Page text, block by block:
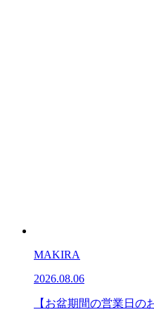
MAKIRA
2026.08.06
【お盆期間の営業日の